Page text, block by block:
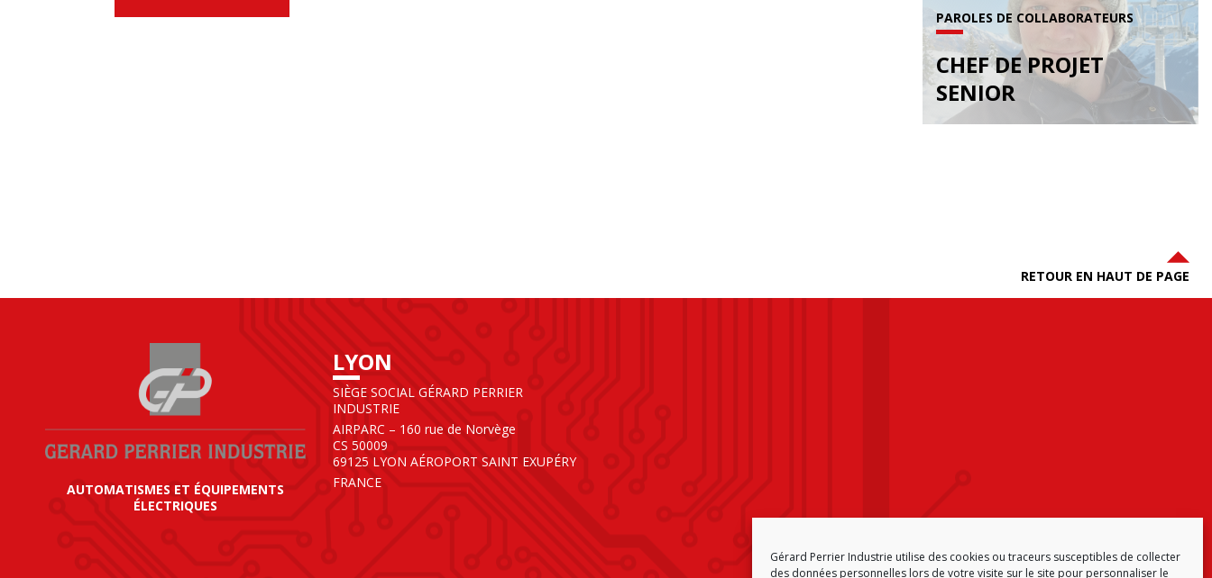
Gérard Perrier Industrie utilise des cookies ou traceurs susceptibles de collecter
des données personnelles lors de votre visite sur le site pour personnaliser le
PAROLES DE COLLABORATEURS
CHEF DE PROJET
SENIOR
RETOUR EN HAUT DE PAGE
AUTOMATISMES ET ÉQUIPEMENTS
ÉLECTRIQUES
LYON
SIÈGE SOCIAL GÉRARD PERRIER
INDUSTRIE
AIRPARC – 160 rue de Norvège
CS 50009
69125 LYON AÉROPORT SAINT EXUPÉRY
FRANCE